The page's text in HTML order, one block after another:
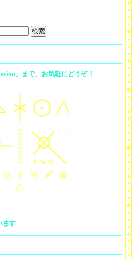
」まで、お気軽にどうぞ！
ます